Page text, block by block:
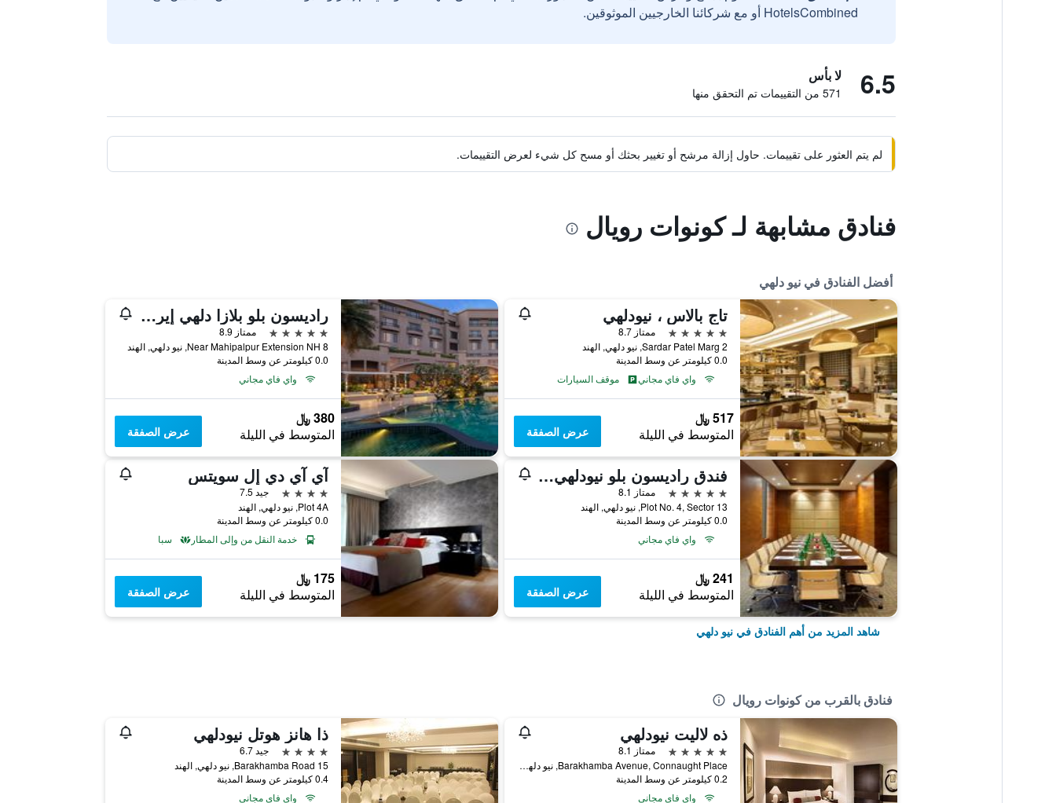
HotelsCombined أو مع شركائنا الخارجيين الموثوقين.
6.5 لا بأس
571 من التقييمات تم التحقق منها
لم يتم العثور على تقييمات. حاول إزالة مرشح أو تغيير بحثك أو مسح كل شيء لعرض التقييمات.
فنادق مشابهة لـ كونوات رويال
أفضل الفنادق في نيو دلهي
تاج بالاس ، نيودلهي
5 نجوم
ممتاز 8.7
2 Sardar Patel Marg, نيو دلهي, الهند
0.0 كيلومتر عن وسط المدينة
واي فاي مجاني
موقف السيارات
517 ﷼
المتوسط في الليلة عرض الصفقة
راديسون بلو بلازا دلهي إيربورت
5 نجوم
ممتاز 8.9
Near Mahipalpur Extension NH 8, نيو دلهي, الهند
0.0 كيلومتر عن وسط المدينة
واي فاي مجاني
380 ﷼
المتوسط في الليلة عرض الصفقة
فندق راديسون بلو نيودلهي دواركا
5 نجوم
ممتاز 8.1
Plot No. 4, Sector 13, نيو دلهي, الهند
0.0 كيلومتر عن وسط المدينة
واي فاي مجاني
241 ﷼
المتوسط في الليلة عرض الصفقة
آي آي دي إل سويتس
4 نجوم
جيد 7.5
Plot 4A, نيو دلهي, الهند
0.0 كيلومتر عن وسط المدينة
خدمة النقل من وإلى المطار
سبا
175 ﷼
المتوسط في الليلة عرض الصفقة
شاهد المزيد من أهم الفنادق في نيو دلهي
فنادق بالقرب من كونوات رويال
ذه لاليت نيودلهي
5 نجوم
ممتاز 8.1
Barakhamba Avenue, Connaught Place, نيو دلهي, الهند
0.2 كيلومتر عن وسط المدينة
واي فاي مجاني
ذا هانز هوتل نيودلهي
4 نجوم
جيد 6.7
15 Barakhamba Road, نيو دلهي, الهند
0.4 كيلومتر عن وسط المدينة
واي فاي مجاني